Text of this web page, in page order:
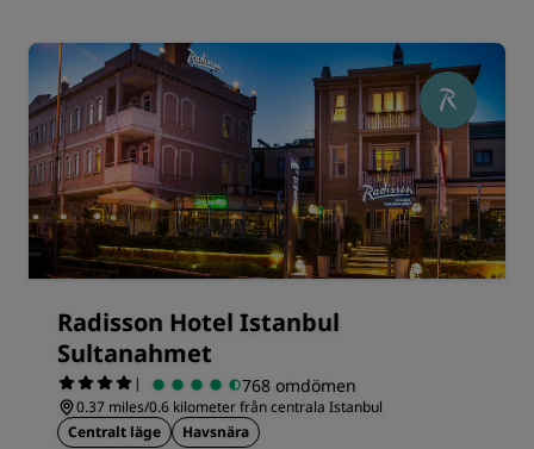
Radisson Hotel Istanbul
Sultanahmet
| 768 omdömen
0.37 miles/0.6 kilometer från centrala Istanbul
Centralt läge
Havsnära